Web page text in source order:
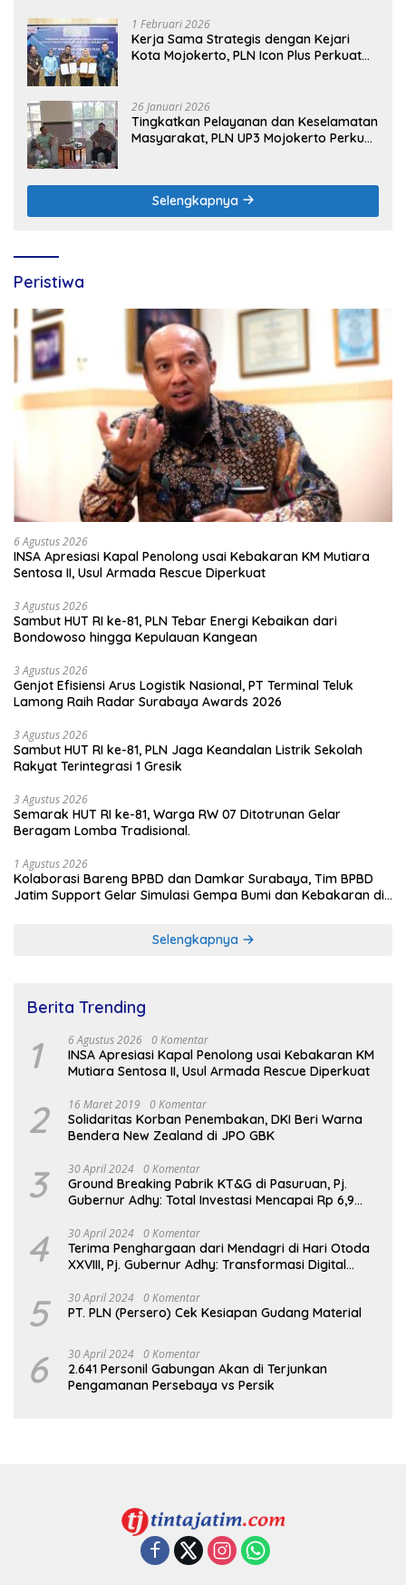
1 Februari 2026
Kerja Sama Strategis dengan Kejari
Kota Mojokerto, PLN Icon Plus Perkuat
26 Januari 2026
Tingkatkan Pelayanan dan Keselamatan
Masyarakat, PLN UP3 Mojokerto Perkuat
Selengkapnya
Peristiwa
6 Agustus 2026
INSA Apresiasi Kapal Penolong usai Kebakaran KM Mutiara
Sentosa II, Usul Armada Rescue Diperkuat
3 Agustus 2026
Sambut HUT RI ke-81, PLN Tebar Energi Kebaikan dari
Bondowoso hingga Kepulauan Kangean
3 Agustus 2026
Genjot Efisiensi Arus Logistik Nasional, PT Terminal Teluk
Lamong Raih Radar Surabaya Awards 2026
3 Agustus 2026
Sambut HUT RI ke-81, PLN Jaga Keandalan Listrik Sekolah
Rakyat Terintegrasi 1 Gresik
3 Agustus 2026
Semarak HUT RI ke-81, Warga RW 07 Ditotrunan Gelar
Beragam Lomba Tradisional.
1 Agustus 2026
Kolaborasi Bareng BPBD dan Damkar Surabaya, Tim BPBD
Jatim Support Gelar Simulasi Gempa Bumi dan Kebakaran di
Selengkapnya
Berita Trending
1 6 Agustus 2026 0 Komentar
INSA Apresiasi Kapal Penolong usai Kebakaran KM
Mutiara Sentosa II, Usul Armada Rescue Diperkuat
2 16 Maret 2019 0 Komentar
Solidaritas Korban Penembakan, DKI Beri Warna
Bendera New Zealand di JPO GBK
3 30 April 2024 0 Komentar
Ground Breaking Pabrik KT&G di Pasuruan, Pj.
Gubernur Adhy: Total Investasi Mencapai Rp 6,9
4 30 April 2024 0 Komentar
Terima Penghargaan dari Mendagri di Hari Otoda
XXVIII, Pj. Gubernur Adhy: Transformasi Digital
Keberhasilan Jatim
5 30 April 2024 0 Komentar
PT. PLN (Persero) Cek Kesiapan Gudang Material
6 30 April 2024 0 Komentar
2.641 Personil Gabungan Akan di Terjunkan
Pengamanan Persebaya vs Persik